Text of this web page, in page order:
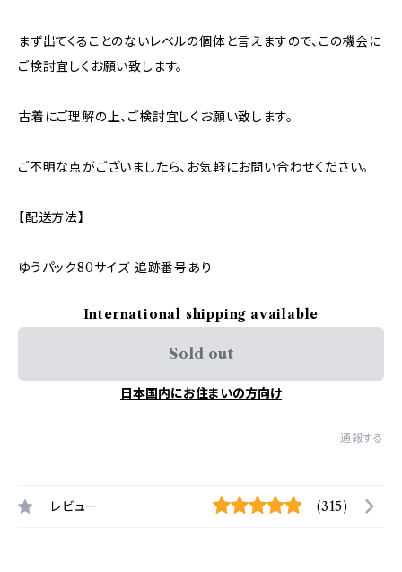
まず出てくることのないレベルの個体と言えますので、この機会に
ご検討宜しくお願い致します。
古着にご理解の上、ご検討宜しくお願い致します。
ご不明な点がございましたら、お気軽にお問い合わせください。
【配送方法】
ゆうパック80サイズ 追跡番号あり
International shipping available
Sold out
日本国内にお住まいの方向け
通報する
レビュー (315)